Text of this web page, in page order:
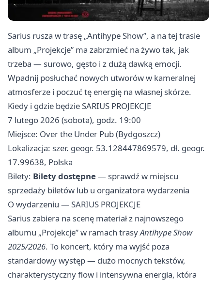
Sarius rusza w trasę „Antihype Show”, a na tej trasie
album „Projekcje” ma zabrzmieć na żywo tak, jak
trzeba — surowo, gęsto i z dużą dawką emocji.
Wpadnij posłuchać nowych utworów w kameralnej
atmosferze i poczuć tę energię na własnej skórze.
Kiedy i gdzie będzie SARIUS PROJEKCJE
7 lutego 2026 (sobota), godz. 19:00
Miejsce: Over the Under Pub (Bydgoszcz)
Lokalizacja: szer. geogr. 53.128447869579, dł. geogr.
17.99638, Polska
Bilety: Bilety dostępne— sprawdź w miejscu
sprzedaży biletów lub u organizatora wydarzenia
O wydarzeniu — SARIUS PROJEKCJE
Sarius zabiera na scenę materiał z najnowszego
albumu „Projekcje” w ramach trasyAntihype Show
2025/2026. To koncert, który ma wyjść poza
standardowy występ — dużo mocnych tekstów,
charakterystyczny flow i intensywna energia, która